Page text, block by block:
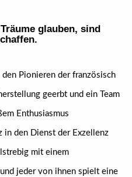
glauben, sind
Pionieren der französisch
geerbt und ein Team
Enthusiasmus
in den Dienst der Exzellenz
mit einem
jeder von ihnen spielt eine